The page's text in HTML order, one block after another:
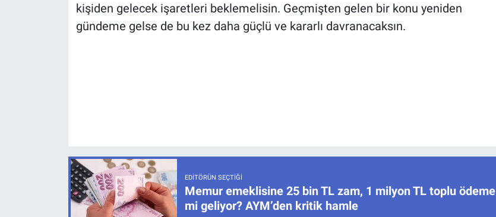
kişiden gelecek işaretleri beklemelisin. Geçmişten gelen bir konu yeniden
gündeme gelse de bu kez daha güçlü ve kararlı davranacaksın.
EDITÖRÜN SEÇTIĞI
Memur emeklisine 25 bin TL zam, 1 milyon TL toplu ödeme
mi geliyor? AYM’den kritik hamle